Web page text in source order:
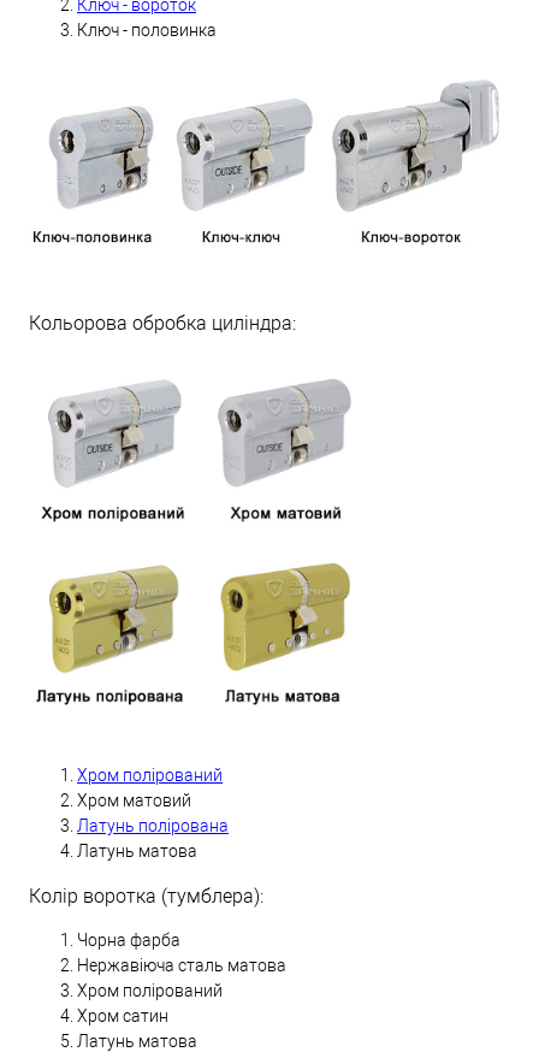
Ключ - вороток
Ключ - половинка
Кольорова обробка циліндра:
Хром полірований
Хром матовий
Латунь полірована
Латунь матова
Колір воротка (тумблера):
Чорна фарба
Нержавіюча сталь матова
Хром полірований
Хром сатин
Латунь матова